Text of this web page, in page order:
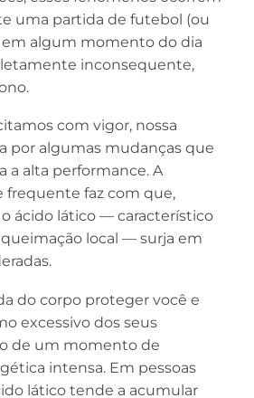
uma partida de futebol (ou
algum momento do dia
inconsequente,
com vigor, nossa
por algumas mudanças que
a alta performance. A
frequente faz com que,
ácido lático — característico
local — surja em
do corpo proteger você e
excessivo dos seus
de um momento de
intensa. Em pessoas
lático tende a acumular